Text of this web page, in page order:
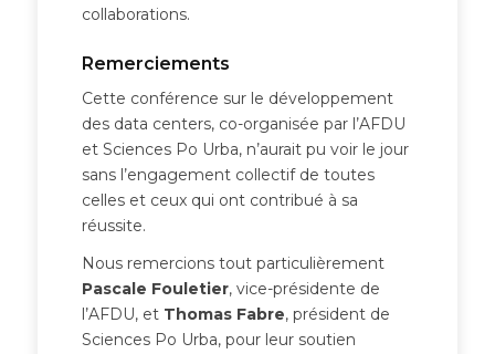
collaborations.
Remerciements
Cette conférence sur le développement
des data centers, co-organisée par l’AFDU
et Sciences Po Urba, n’aurait pu voir le jour
sans l’engagement collectif de toutes
celles et ceux qui ont contribué à sa
réussite.
Nous remercions tout particulièrement
Pascale Fouletier, vice-présidente de
l’AFDU, et Thomas Fabre, président de
Sciences Po Urba, pour leur soutien